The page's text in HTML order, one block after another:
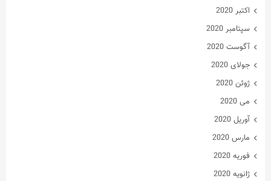
اکتبر 2020
سپتامبر 2020
آگوست 2020
جولای 2020
ژوئن 2020
می 2020
آوریل 2020
مارس 2020
فوریه 2020
ژانویه 2020